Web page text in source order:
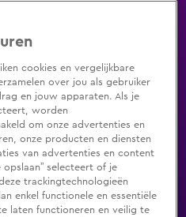
Zenders Genres
Shop
cookies en vergelijkbare
over jou als gebruiker
en jouw apparaten. Als je
worden
om onze advertenties en
onze producten en diensten
van advertenties en content
opslaan” selecteert of je
trackingtechnologieën
enkel functionele en essentiële
laten functioneren en veilig te